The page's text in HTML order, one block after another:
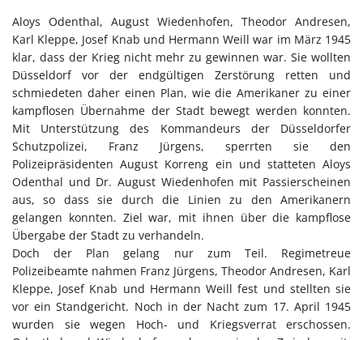
Aloys Odenthal, August Wiedenhofen, Theodor Andresen,
Karl Kleppe, Josef Knab und Hermann Weill war im März 1945
klar, dass der Krieg nicht mehr zu gewinnen war. Sie wollten
Düsseldorf vor der endgültigen Zerstörung retten und
schmiedeten daher einen Plan, wie die Amerikaner zu einer
kampflosen Übernahme der Stadt bewegt werden konnten.
Mit Unterstützung des Kommandeurs der Düsseldorfer
Schutzpolizei, Franz Jürgens, sperrten sie den
Polizeipräsidenten August Korreng ein und statteten Aloys
Odenthal und Dr. August Wiedenhofen mit Passierscheinen
aus, so dass sie durch die Linien zu den Amerikanern
gelangen konnten. Ziel war, mit ihnen über die kampflose
Übergabe der Stadt zu verhandeln.
Doch der Plan gelang nur zum Teil. Regimetreue
Polizeibeamte nahmen Franz Jürgens, Theodor Andresen, Karl
Kleppe, Josef Knab und Hermann Weill fest und stellten sie
vor ein Standgericht. Noch in der Nacht zum 17. April 1945
wurden sie wegen Hoch- und Kriegsverrat erschossen.